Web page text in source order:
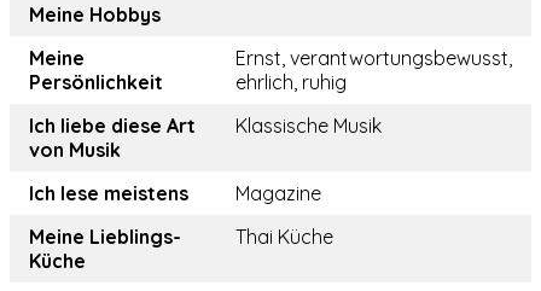
Meine Hobbys
Meine
Persönlichkeit
Ernst, verantwortungsbewusst,
ehrlich, ruhig
Ich liebe diese Art
von Musik
Klassische Musik
Ich lese meistens
Magazine
Meine Lieblings-
Küche
Thai Küche